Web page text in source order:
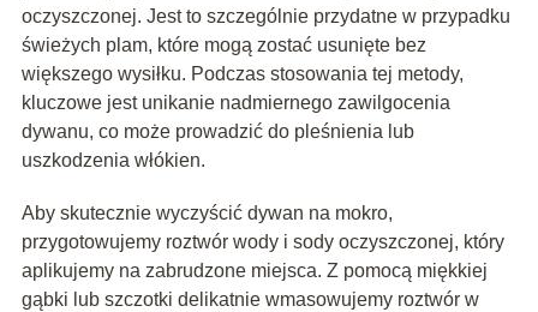
oczyszczonej. Jest to szczególnie przydatne w przypadku
świeżych plam, które mogą zostać usunięte bez
większego wysiłku. Podczas stosowania tej metody,
kluczowe jest unikanie nadmiernego zawilgocenia
dywanu, co może prowadzić do pleśnienia lub
uszkodzenia włókien.
Aby skutecznie wyczyścić dywan na mokro,
przygotowujemy roztwór wody i sody oczyszczonej, który
aplikujemy na zabrudzone miejsca. Z pomocą miękkiej
gąbki lub szczotki delikatnie wmasowujemy roztwór w